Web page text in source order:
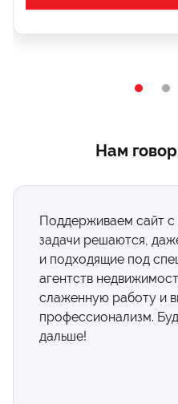
Нам
Поддерживаем сайт с
задачи решаются,
и подходящие под
агентств
слаженную работу и
профессионализм.
дальше!